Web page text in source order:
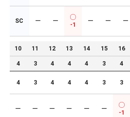
SC ー ー
-1
ー ー ー
10 11 12 13 14 15 16
4 3 4 4 4 3 4
4 3 4 4 4 3 3
ー ー ー ー ー ー
-1